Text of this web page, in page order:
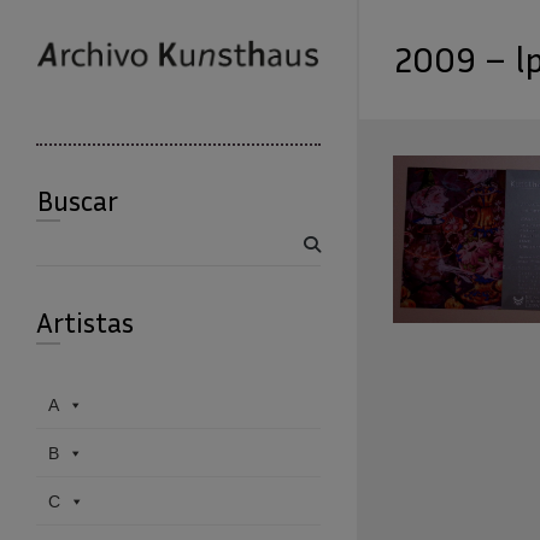
2009 –
Buscar
Artistas
A
B
C